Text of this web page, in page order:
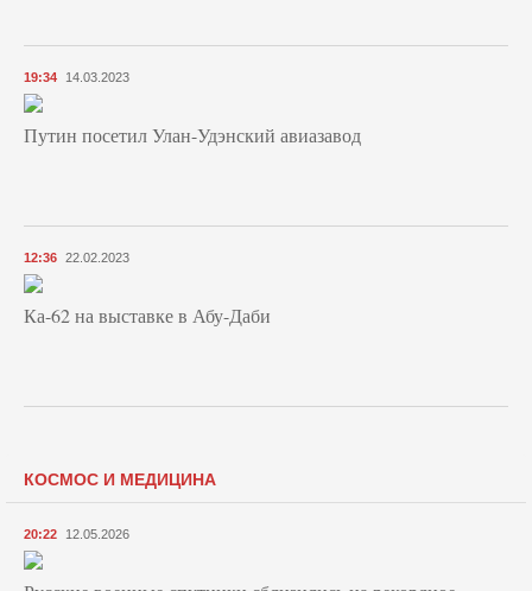
19:34 14.03.2023
Путин посетил Улан-Удэнский авиазавод
12:36 22.02.2023
Ка-62 на выставке в Абу-Даби
КОСМОС И МЕДИЦИНА
20:22 12.05.2026